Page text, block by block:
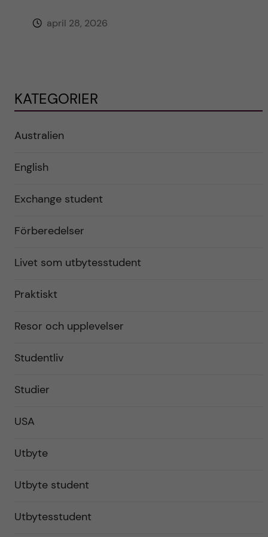
april 28, 2026
KATEGORIER
Australien
English
Exchange student
Förberedelser
Livet som utbytesstudent
Praktiskt
Resor och upplevelser
Studentliv
Studier
USA
Utbyte
Utbyte student
Utbytesstudent